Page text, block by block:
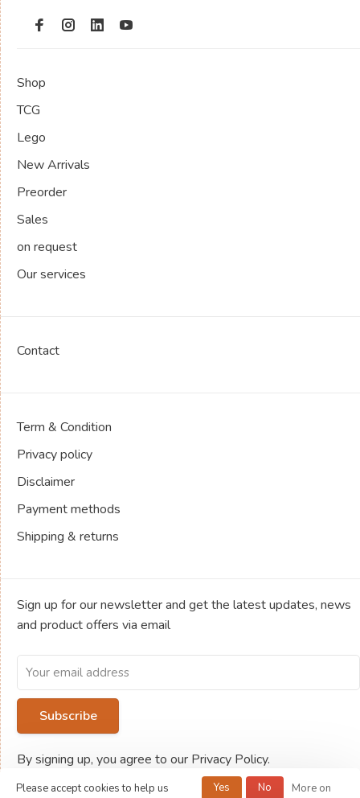
Shop
TCG
Lego
New Arrivals
Preorder
Sales
on request
Our services
Contact
Term & Condition
Privacy policy
Disclaimer
Payment methods
Shipping & returns
Sign up for our newsletter and get the latest updates, news
and product offers via email
Subscribe
By signing up, you agree to our Privacy Policy.
Please accept cookies to help us Yes No More on